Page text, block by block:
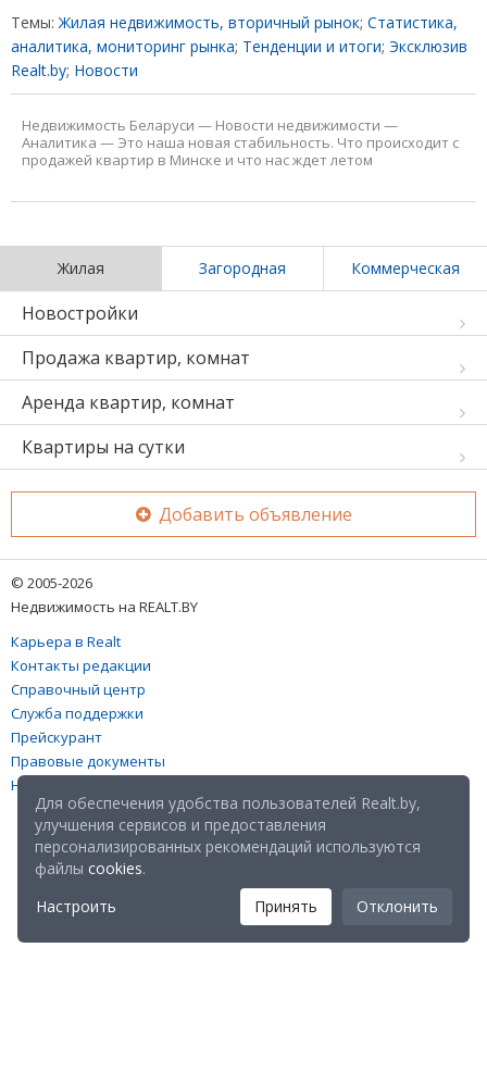
Темы:Жилая недвижимость, вторичный рынок; Статистика,
аналитика, мониторинг рынка; Тенденции и итоги; Эксклюзив
Realt.by; Новости
Недвижимость Беларуси — Новости недвижимости —
Аналитика — Это наша новая стабильность. Что происходит с
продажей квартир в Минске и что нас ждет летом
Жилая Загородная Коммерческая
Новостройки
Продажа квартир, комнат
Аренда квартир, комнат
Квартиры на сутки
Добавить объявление
© 2005-2026
Недвижимость на REALT.BY
Карьера в Realt
Контакты редакции
Справочный центр
Служба поддержки
Прейскурант
Правовые документы
Настройка файлов cookies
Для обеспечения удобства пользователей Realt.by,
улучшения сервисов и предоставления
персонализированных рекомендаций используются
файлы cookies.
Настроить
Принять Отклонить